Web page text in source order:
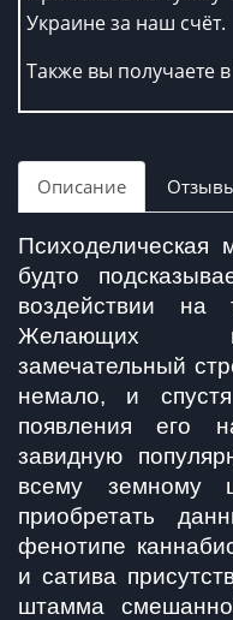
Украине за наш счёт.
Также вы получаете
Описание
Психоделическая
будто
воздействии на
Желающих
замечательный
немало, и
появления его
завидную
всему земному
приобретать
фенотипе
и сатива
штамма